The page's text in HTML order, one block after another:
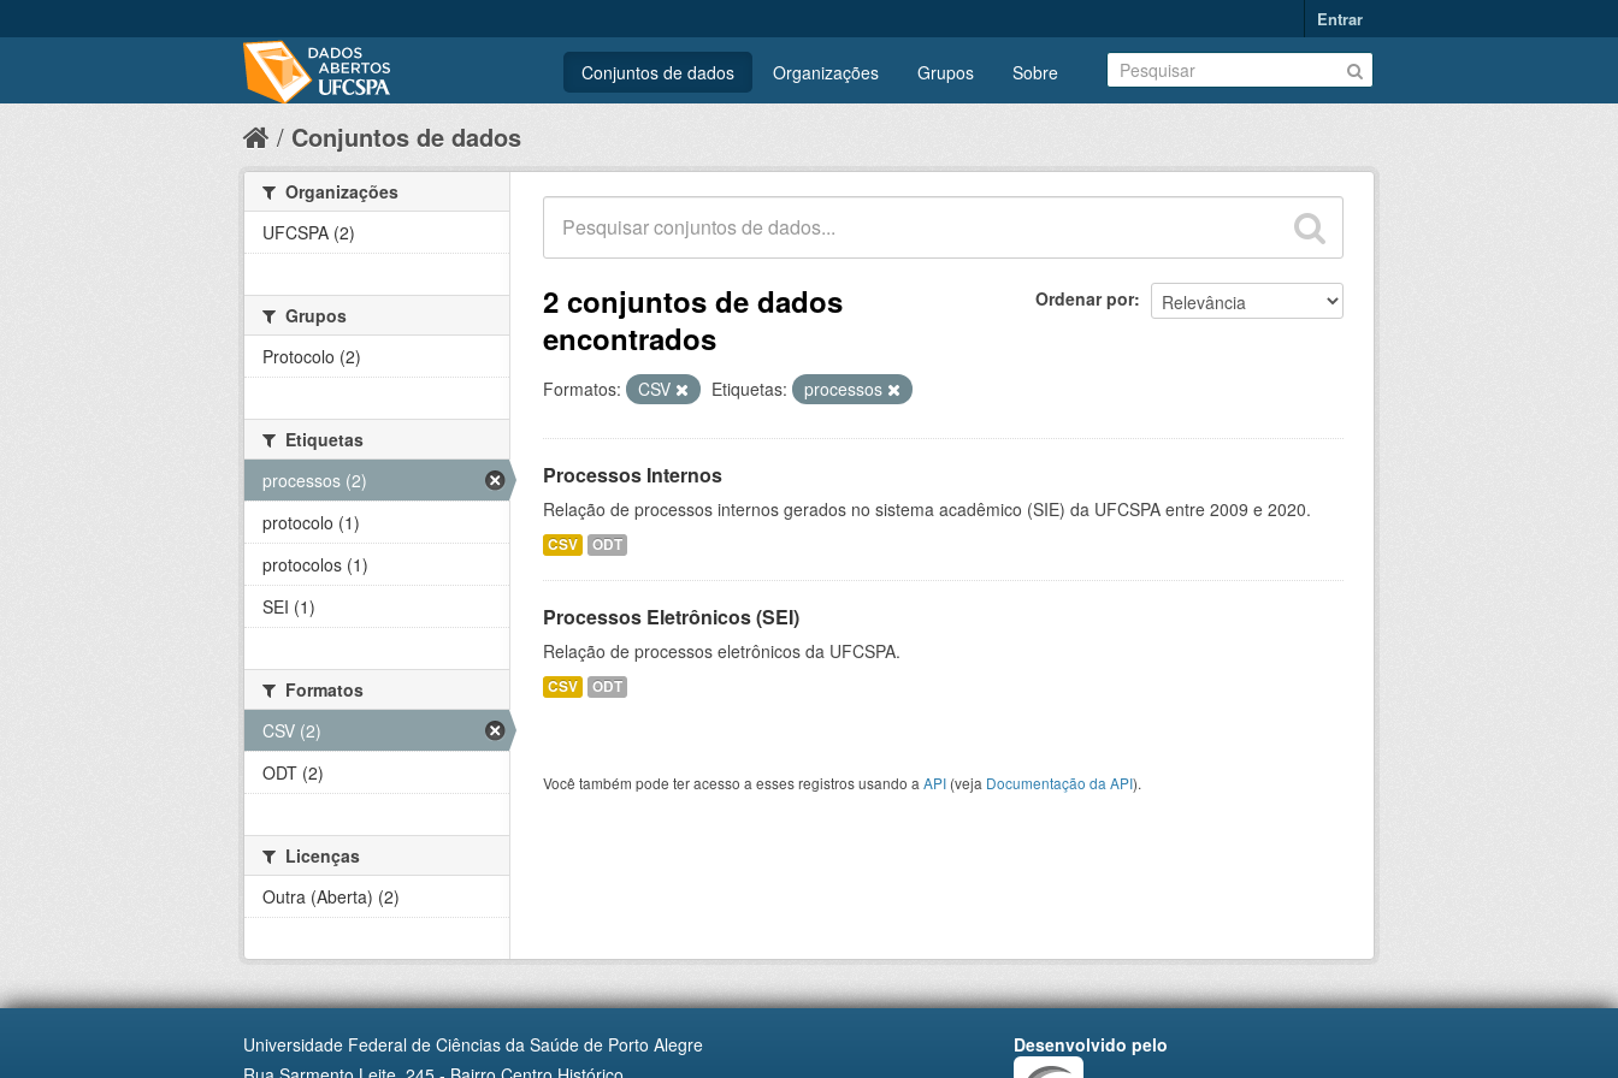
Entrar
Conjuntos de dados Organizações Grupos Sobre
Conjuntos de dados
Ordenar por
2 conjuntos de dados
encontrados
Formatos: CSV Etiquetas: processos
Processos Internos
Relação de processos internos gerados no sistema acadêmico (SIE) da UFCSPA entre 2009 e 2020.
CSV ODT
Processos Eletrônicos (SEI)
Relação de processos eletrônicos da UFCSPA.
CSV ODT
Você também pode ter acesso a esses registros usando a API (veja Documentação da API).
Organizações
UFCSPA (2)
Grupos
Protocolo (2)
Etiquetas
processos (2)
protocolo (1)
protocolos (1)
SEI (1)
Formatos
CSV (2)
ODT (2)
Licenças
Outra (Aberta) (2)
Universidade Federal de Ciências da Saúde de Porto Alegre
Desenvolvido pelo